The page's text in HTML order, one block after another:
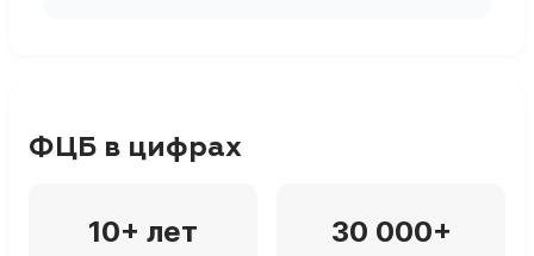
ФЦБ в цифрах
10+ лет 30 000+